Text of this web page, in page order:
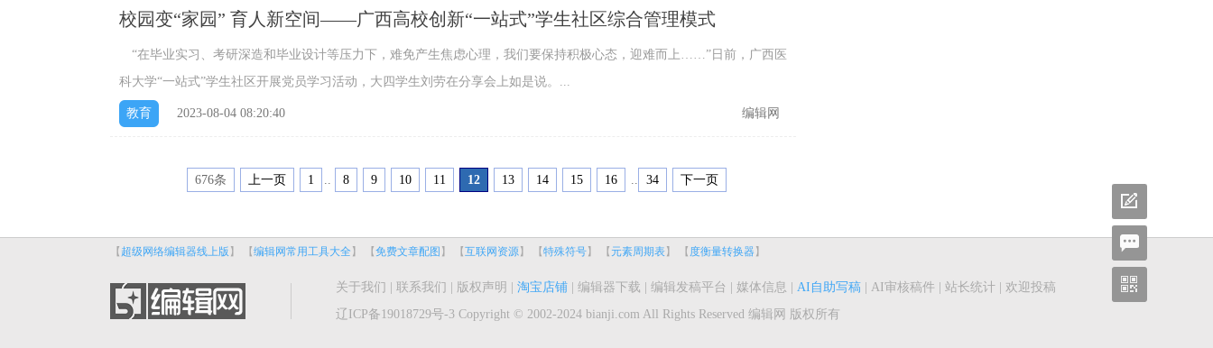
校园变“家园” 育人新空间——广西高校创新“一站式”学生社区综合管理模式
“在毕业实习、考研深造和毕业设计等压力下，难免产生焦虑心理，我们要保持积极心态，迎难而上……”日前，广西医
科大学“一站式”学生社区开展党员学习活动，大四学生刘劳在分享会上如是说。...
教育 2023-08-04 08:20:40 编辑网
676条 上一页 1 .. 8 9 10 11 12 13 14 15 16 .. 34 下一页
【 超级网络编辑器线上版 】 【编辑网常用工具大全 】 【免费文章配图 】 【互联网资源】 【特殊符号】 【 元素周期表】 【 度衡量转换器】
关于我们 联系我们 版权声明 淘宝店铺 编辑器下载 编辑发稿平台 媒体信息 AI自助写稿 AI审核稿件 站长统计
欢迎投稿
辽ICP备19018729号-3 Copyright © 2002-2024 bianji.com All Rights Reserved 编辑网 版权所有